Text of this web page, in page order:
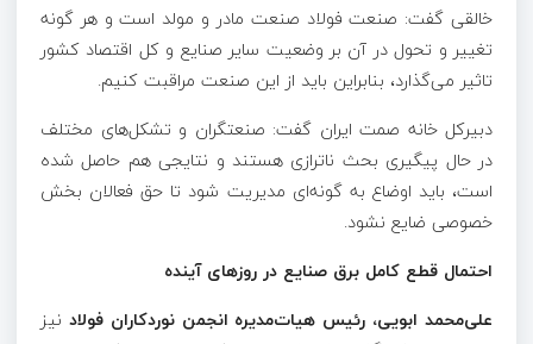
خالقی گفت: صنعت فولاد صنعت مادر و مولد است و هر گونه
تغییر و تحول در آن بر وضعیت سایر صنایع و کل اقتصاد کشور
تاثیر می‌گذارد، بنابراین باید از این صنعت مراقبت کنیم.
دبیرکل خانه صمت ایران گفت: صنعتگران و تشکل‌های مختلف
در حال پیگیری بحث ناترازی هستند و نتایجی هم حاصل شده
است، باید اوضاع به گونه‌ای مدیریت شود تا حق فعالان بخش
خصوصی ضایع نشود.
احتمال قطع کامل برق صنایع در روزهای آینده
علی‌محمد ابویی، رئیس هیات‌مدیره انجمن نوردکاران فولاد نیز